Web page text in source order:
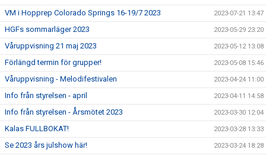
VM i Hopprep Colorado Springs 16-19/7 2023 2023-07-21 13:47
HGFs sommarläger 2023 2023-05-29 23:20
Våruppvisning 21 maj 2023 2023-05-12 13:08
Förlängd termin för grupper! 2023-05-08 15:46
Våruppvisning - Melodifestivalen 2023-04-24 11:00
Info från styrelsen - april 2023-04-11 14:58
Info från styrelsen - Årsmötet 2023 2023-03-30 12:04
Kalas FULLBOKAT! 2023-03-28 13:33
Se 2023 års julshow här! 2023-03-24 18:28